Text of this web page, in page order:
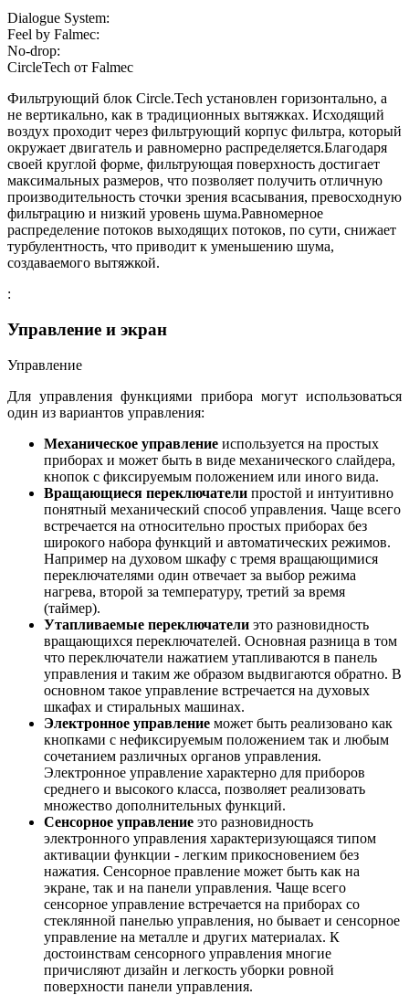
Dialogue System:
Feel by Falmec:
No-drop:
СircleTech от Falmec
Фильтрующий блок Circle.Tech установлен горизонтально, а
не вертикально, как в традиционных вытяжках. Исходящий
воздух проходит через фильтрующий корпус фильтра, который
окружает двигатель и равномерно распределяется.Благодаря
своей круглой форме, фильтрующая поверхность достигает
максимальных размеров, что позволяет получить отличную
производительность сточки зрения всасывания, превосходную
фильтрацию и низкий уровень шума.Равномерное
распределение потоков выходящих потоков, по сути, снижает
турбулентность, что приводит к уменьшению шума,
создаваемого вытяжкой.
:
Управление и экран
Управление
Для управления функциями прибора могут использоваться
один из вариантов управления:
Механическое управление используется на простых
приборах и может быть в виде механического слайдера,
кнопок с фиксируемым положением или иного вида.
Вращающиеся переключатели простой и интуитивно
понятный механический способ управления. Чаще всего
встречается на относительно простых приборах без
широкого набора функций и автоматических режимов.
Например на духовом шкафу с тремя вращающимися
переключателями один отвечает за выбор режима
нагрева, второй за температуру, третий за время
(таймер).
Утапливаемые переключатели это разновидность
вращающихся переключателей. Основная разница в том
что переключатели нажатием утапливаются в панель
управления и таким же образом выдвигаются обратно. В
основном такое управление встречается на духовых
шкафах и стиральных машинах.
Электронное управление может быть реализовано как
кнопками с нефиксируемым положением так и любым
сочетанием различных органов управления.
Электронное управление характерно для приборов
среднего и высокого класса, позволяет реализовать
множество дополнительных функций.
Сенсорное управление это разновидность
электронного управления характеризующаяся типом
активации функции - легким прикосновением без
нажатия. Сенсорное правление может быть как на
экране, так и на панели управления. Чаще всего
сенсорное управление встречается на приборах со
стеклянной панелью управления, но бывает и сенсорное
управление на металле и других материалах. К
достоинствам сенсорного управления многие
причисляют дизайн и легкость уборки ровной
поверхности панели управления.